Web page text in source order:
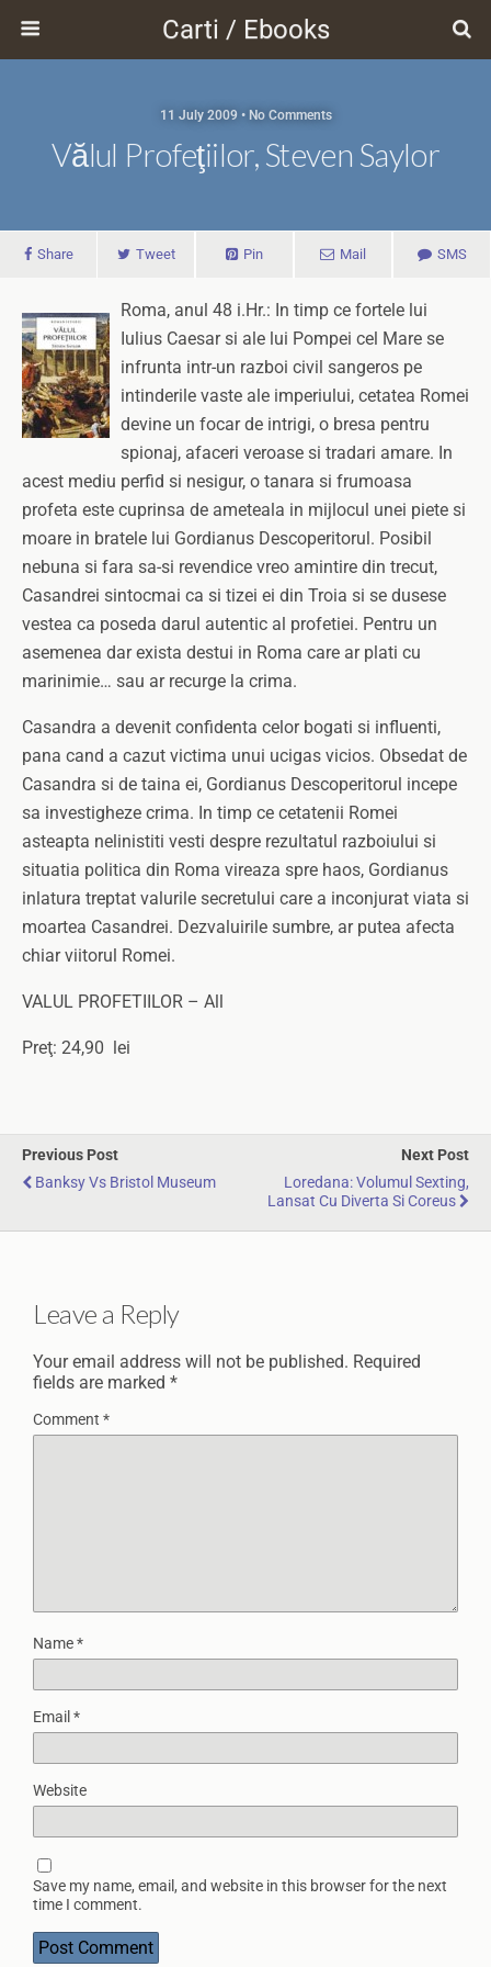
Carti / Ebooks
11 July 2009 • No Comments
Vălul Profeţiilor, Steven Saylor
Share Tweet Pin Mail SMS
Roma, anul 48 i.Hr.: In timp ce fortele lui
Iulius Caesar si ale lui Pompei cel Mare se
infrunta intr-un razboi civil sangeros pe
intinderile vaste ale imperiului, cetatea Romei
devine un focar de intrigi, o bresa pentru
spionaj, afaceri veroase si tradari amare. In
acest mediu perfid si nesigur, o tanara si frumoasa
profeta este cuprinsa de ameteala in mijlocul unei piete si
moare in bratele lui Gordianus Descoperitorul. Posibil
nebuna si fara sa-si revendice vreo amintire din trecut,
Casandrei sintocmai ca si tizei ei din Troia si se dusese
vestea ca poseda darul autentic al profetiei. Pentru un
asemenea dar exista destui in Roma care ar plati cu
marinimie… sau ar recurge la crima.
Casandra a devenit confidenta celor bogati si influenti,
pana cand a cazut victima unui ucigas vicios. Obsedat de
Casandra si de taina ei, Gordianus Descoperitorul incepe
sa investigheze crima. In timp ce cetatenii Romei
asteapta nelinistiti vesti despre rezultatul razboiului si
situatia politica din Roma vireaza spre haos, Gordianus
inlatura treptat valurile secretului care a inconjurat viata si
moartea Casandrei. Dezvaluirile sumbre, ar putea afecta
chiar viitorul Romei.
VALUL PROFETIILOR – All
Preţ: 24,90 lei
Previous Post
Banksy Vs Bristol Museum
Next Post
Loredana: Volumul Sexting,
Lansat Cu Diverta Si Coreus
Leave a Reply
Your email address will not be published. Required
fields are marked *
Comment *
Name*
Email *
Website
Save my name, email, and website in this browser for the next
time I comment.